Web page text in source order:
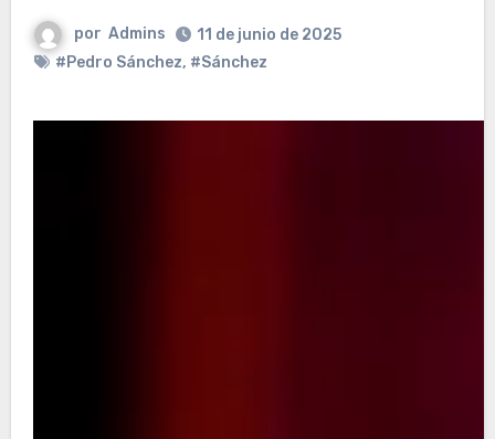
por Admins
11 de junio de 2025
#Pedro Sánchez, #Sánchez